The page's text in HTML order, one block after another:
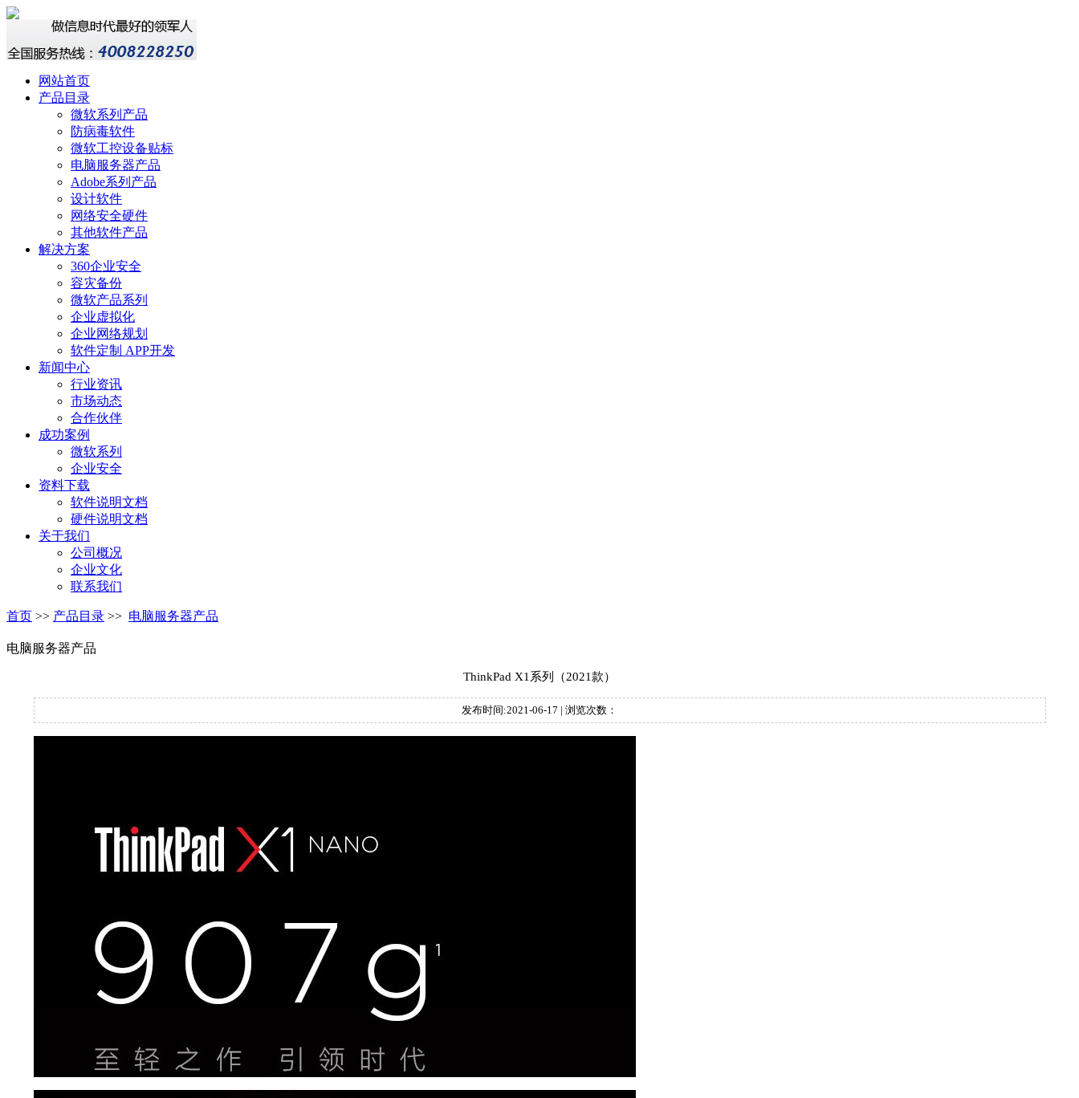
网站首页
产品目录
微软系列产品
防病毒软件
微软工控设备贴标
电脑服务器产品
Adobe系列产品
设计软件
网络安全硬件
其他软件产品
解决方案
360企业安全
容灾备份
微软产品系列
企业虚拟化
企业网络规划
软件定制 APP开发
新闻中心
行业资讯
市场动态
合作伙伴
成功案例
微软系列
企业安全
资料下载
软件说明文档
硬件说明文档
关于我们
公司概况
企业文化
联系我们
首页 >> 产品目录 >> 电脑服务器产品
电脑服务器产品
ThinkPad X1系列（2021款）
发布时间:2021-06-17 | 浏览次数：